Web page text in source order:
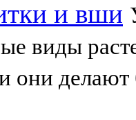
и вши
виды
они